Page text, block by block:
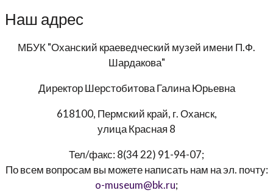
Наш адрес
МБУК "Оханский краеведческий музей имени П.Ф.
Шардакова"
ДиректорШерстобитова Галина Юрьевна
618100, Пермский край, г. Оханск,
улица Красная 8
Тел/факс: 8(34 22) 91-94-07;
По всем вопросам вы можете написать нам на эл. почту:
o-museum@bk.ru;